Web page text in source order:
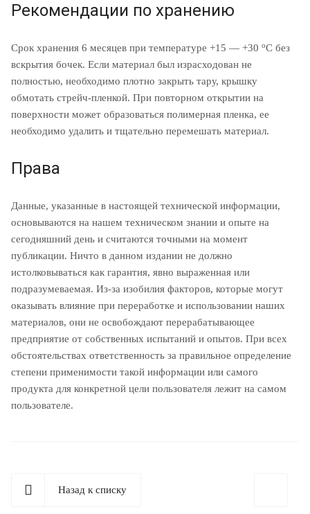
Рекомендации по хранению
Срок хранения 6 месяцев при температуре +15 — +30 оС без
вскрытия бочек. Если материал был израсходован не
полностью, необходимо плотно закрыть тару, крышку
обмотать стрейч-пленкой. При повторном открытии на
поверхности может образоваться полимерная пленка, ее
необходимо удалить и тщательно перемешать материал.
Права
Данные, указанные в настоящей технической информации,
основываются на нашем техническом знании и опыте на
сегодняшний день и считаются точными на момент
публикации. Ничто в данном издании не должно
истолковываться как гарантия, явно выраженная или
подразумеваемая. Из-за изобилия факторов, которые могут
оказывать влияние при переработке и использовании наших
материалов, они не освобождают перерабатывающее
предприятие от собственных испытаний и опытов. При всех
обстоятельствах ответственность за правильное определение
степени применимости такой информации или самого
продукта для конкретной цели пользователя лежит на самом
пользователе.
Назад к списку